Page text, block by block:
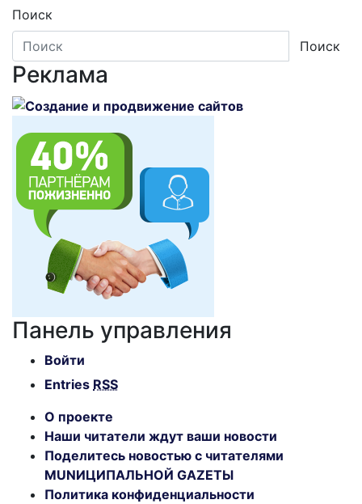
Поиск
Поиск
Реклама
Панель управления
Войти
Entries RSS
О проекте
Наши читатели ждут ваши новости
Поделитесь новостью с читателями
MUNИЦИПАЛЬНОЙ GAZЕТЫ
Политика конфиденциальности